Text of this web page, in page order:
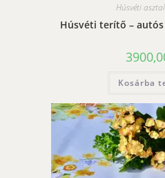
Húsvéti
Húsvéti terítő –
Kosárba